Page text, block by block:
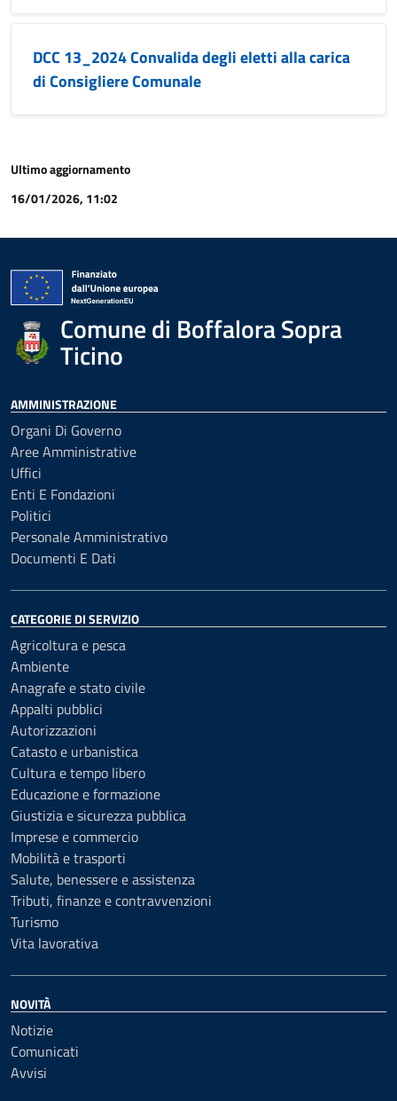
DCC 13_2024 Convalida degli eletti alla carica
di Consigliere Comunale
Ultimo aggiornamento
16/01/2026, 11:02
Comune di Boffalora Sopra
Ticino
AMMINISTRAZIONE
Organi Di Governo
Aree Amministrative
Uffici
Enti E Fondazioni
Politici
Personale Amministrativo
Documenti E Dati
CATEGORIE DI SERVIZIO
Agricoltura e pesca
Ambiente
Anagrafe e stato civile
Appalti pubblici
Autorizzazioni
Catasto e urbanistica
Cultura e tempo libero
Educazione e formazione
Giustizia e sicurezza pubblica
Imprese e commercio
Mobilità e trasporti
Salute, benessere e assistenza
Tributi, finanze e contravvenzioni
Turismo
Vita lavorativa
NOVITÀ
Notizie
Comunicati
Avvisi